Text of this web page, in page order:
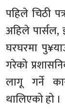
पहिले चिठी
अहिले
घरघरमा
गरेको
लागू गर्ने
थालिएको हो ।